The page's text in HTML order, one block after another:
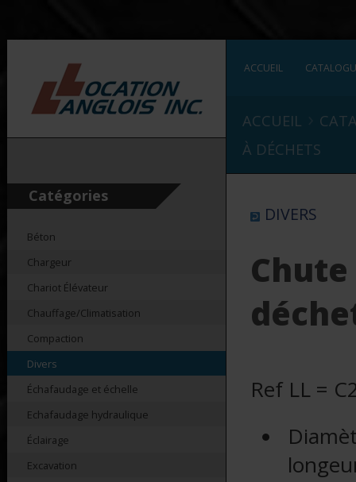
Catégories
Béton
Chargeur
Chariot Élévateur
Chauffage/Climatisation
Compaction
Divers
Échafaudage et échelle
Echafaudage hydraulique
Éclairage
Excavation
ACCUEIL
ACCUEIL
À DÉCHETS
DIVERS
Chute
Ref LL =